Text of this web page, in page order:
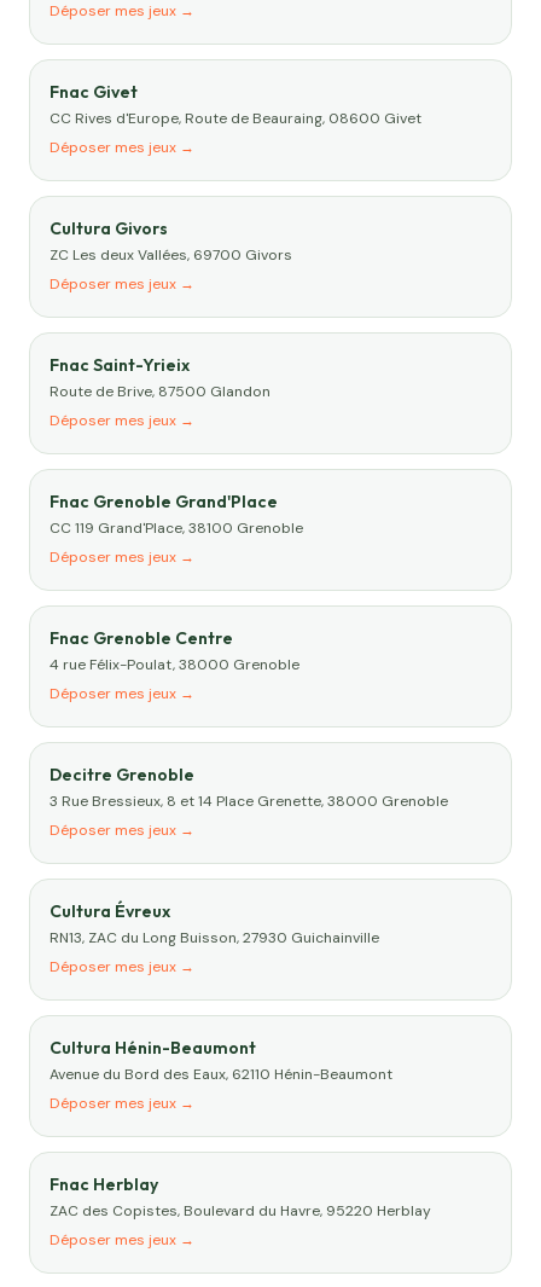
Déposer mes jeux →
Fnac Givet
CC Rives d'Europe, Route de Beauraing, 08600 Givet
Déposer mes jeux →
Cultura Givors
ZC Les deux Vallées, 69700 Givors
Déposer mes jeux →
Fnac Saint-Yrieix
Route de Brive, 87500 Glandon
Déposer mes jeux →
Fnac Grenoble Grand'Place
CC 119 Grand'Place, 38100 Grenoble
Déposer mes jeux →
Fnac Grenoble Centre
4 rue Félix-Poulat, 38000 Grenoble
Déposer mes jeux →
Decitre Grenoble
3 Rue Bressieux, 8 et 14 Place Grenette, 38000 Grenoble
Déposer mes jeux →
Cultura Évreux
RN13, ZAC du Long Buisson, 27930 Guichainville
Déposer mes jeux →
Cultura Hénin-Beaumont
Avenue du Bord des Eaux, 62110 Hénin-Beaumont
Déposer mes jeux →
Fnac Herblay
ZAC des Copistes, Boulevard du Havre, 95220 Herblay
Déposer mes jeux →